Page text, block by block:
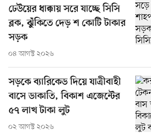
ঢেউয়ের ধাক্কায় সরে যাচ্ছে সিসি
ব্লক, ঝুঁকিতে দেড় শ কোটি টাকার
সড়ক
০৪ আগস্ট ২০২৬
সড়কে ব্যারিকেড দিয়ে যাত্রীবাহী
বাসে ডাকাতি, বিকাশ এজেন্টের
৫৭ লাখ টাকা লুট
০২ আগস্ট ২০২৬